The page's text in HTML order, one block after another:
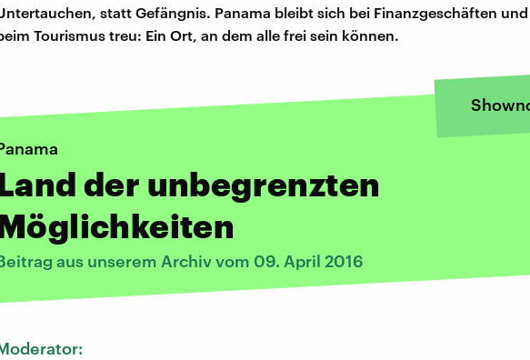
statt Gefängnis. Panama bleibt sich bei Finanzgeschäften
Tourismus treu: Ein Ort, an dem alle frei sein können.
der unbegrenzten
aus unserem Archiv vom 09. April 2016